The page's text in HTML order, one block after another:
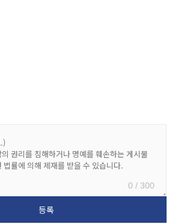
0 / 300